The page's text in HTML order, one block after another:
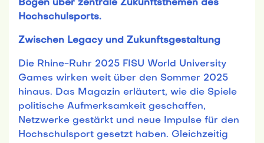
Bogen über zentrale Zukunftsthemen des
Hochschulsports.
Zwischen Legacy und Zukunftsgestaltung
Die Rhine-Ruhr 2025 FISU World University
Games wirken weit über den Sommer 2025
hinaus. Das Magazin erläutert, wie die Spiele
politische Aufmerksamkeit geschaffen,
Netzwerke gestärkt und neue Impulse für den
Hochschulsport gesetzt haben. Gleichzeitig